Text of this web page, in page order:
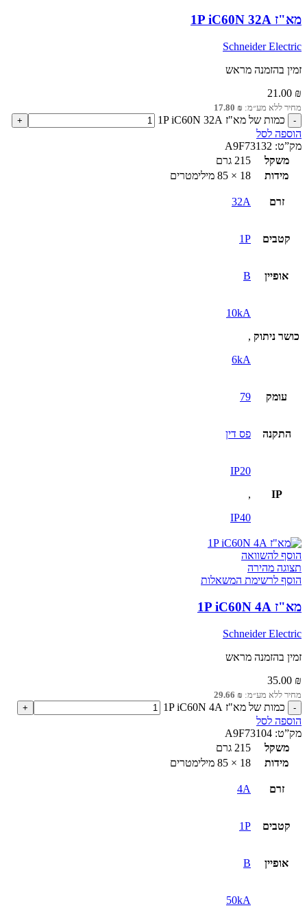
מא"ז 1P iC60N 32A
Schneider Electric
זמין בהזמנה מראש
21.00 ₪
מחיר ללא מע״מ: 17.80 ₪
כמות של מא"ז 1P iC60N 32A
הוספה לסל
מק”ט: A9F73132
משקל
215 גרם
מידות
18 × 85 מילימטרים
זרם 32A
קטבים 1P
אופיין B
כושר ניתוק
10kA
,
6kA
עומק 79
התקנה פס דין
IP
IP20
,
IP40
הוסף להשוואה
תצוגה מהירה
הוסף לרשימת המשאלות
מא"ז 1P iC60N 4A
Schneider Electric
זמין בהזמנה מראש
35.00 ₪
מחיר ללא מע״מ: 29.66 ₪
כמות של מא"ז 1P iC60N 4A
הוספה לסל
מק”ט: A9F73104
משקל
215 גרם
מידות
18 × 85 מילימטרים
זרם 4A
קטבים 1P
אופיין B
50kA